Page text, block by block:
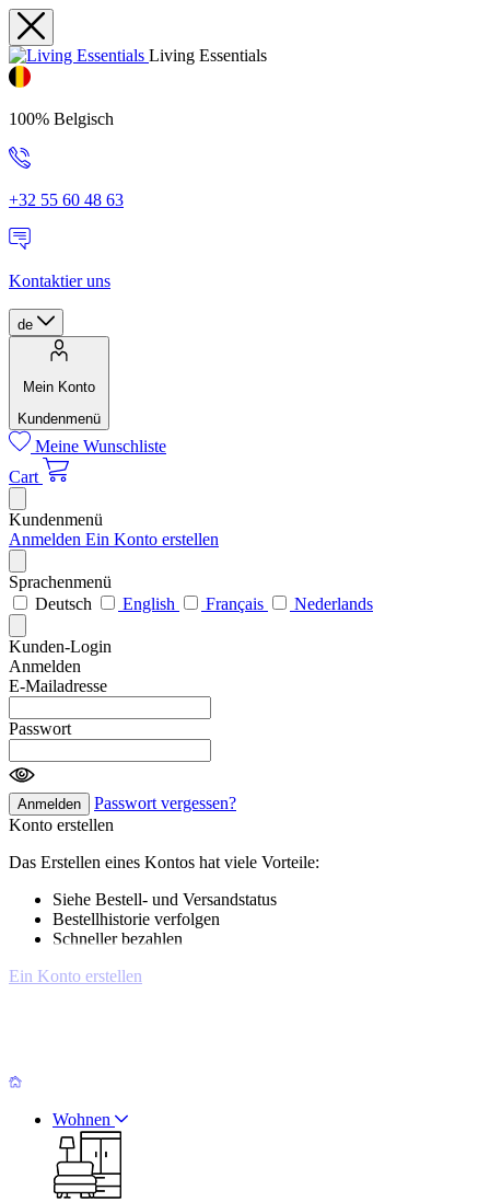
Living Essentials
100% Belgisch
+32 55 60 48 63
Kontaktier uns
de
Mein Konto
Kundenmenü
Meine Wunschliste
Cart
Kundenmenü
Anmelden Ein Konto erstellen
Sprachenmenü
Deutsch
English Français Nederlands
Kunden-Login
Anmelden
E-Mailadresse
Passwort
Anmelden
Passwort vergessen?
Konto erstellen
Das Erstellen eines Kontos hat viele Vorteile:
Siehe Bestell- und Versandstatus
Bestellhistorie verfolgen
Schneller bezahlen
Ein Konto erstellen
Wohnen